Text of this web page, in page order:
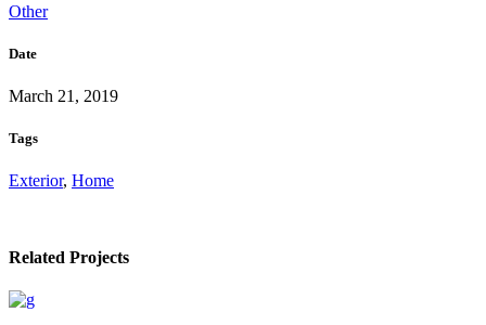
Other
Date
March 21, 2019
Tags
Exterior, Home
Related Projects